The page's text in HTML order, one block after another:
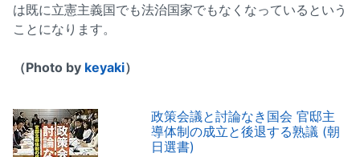
は既に立憲主義国でも法治国家でもなくなっているという
ことになります。
（Photo by keyaki）
政策会議と討論なき国会 官邸主
導体制の成立と後退する熟議 (朝
日選書)